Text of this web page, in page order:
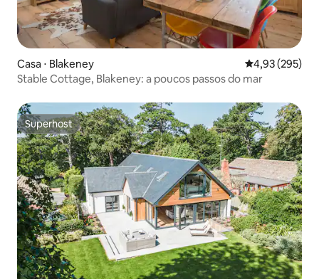
Casa ⋅ Blakeney 4,93 de uma
4,93 (295)
Stable Cottage, Blakeney: a poucos passos do mar
Superhost
Superhost